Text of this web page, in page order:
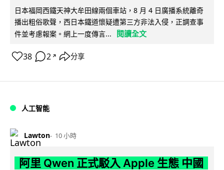
日本福岡西鐵天神大牟田線兩個車站，8 月 4 日廣播系統離奇
播出粗俗歌聲，西日本鐵道懷疑遭第三方非法入侵，正調查事
件並考慮報案。網上一度傳言...
閱讀全文
38 2 ↗ 分享
人工智能
Lawton 10 小時
阿里 Qwen 正式駁入 Apple 生態 中國